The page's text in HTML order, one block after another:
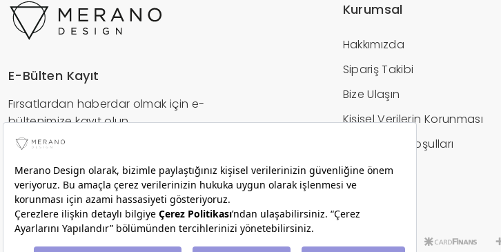
E-Bülten Kayıt
Fırsatlardan haberdar olmak için e-
bültenimize kayıt olun.
Kurumsal
Hakkımızda
Sipariş Takibi
Bize Ulaşın
Kişisel Verilerin Korunması
İptal / İade Koşulları
Hesap Bilgileri